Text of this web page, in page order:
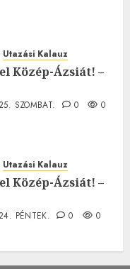
Utazási Kalauz
Közép-Ázsiát! –
SZOMBAT. 0 0
Utazási Kalauz
Közép-Ázsiát! –
PÉNTEK. 0 0